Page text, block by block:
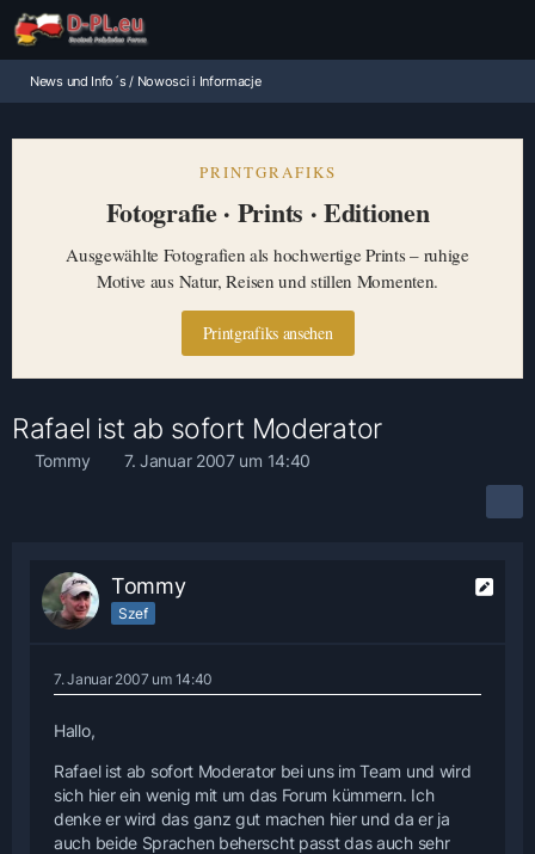
News und Info´s / Nowosci i Informacje
PRINTGRAFIKS
Fotografie · Prints · Editionen
Ausgewählte Fotografien als hochwertige Prints – ruhige
Motive aus Natur, Reisen und stillen Momenten.
Printgrafiks ansehen
Rafael ist ab sofort Moderator
Tommy 7. Januar 2007 um 14:40
Tommy
Szef
7. Januar 2007 um 14:40
Hallo,
Rafael ist ab sofort Moderator bei uns im Team und wird
sich hier ein wenig mit um das Forum kümmern. Ich
denke er wird das ganz gut machen hier und da er ja
auch beide Sprachen beherscht passt das auch sehr